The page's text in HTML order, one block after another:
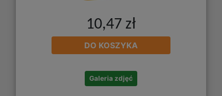
10,47 zł
DO KOSZYKA
Galeria zdjęć